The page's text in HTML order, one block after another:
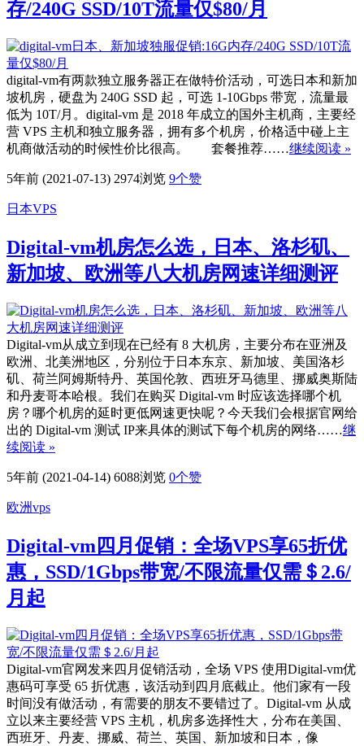
存/240G SSD/10T流量仅$80/月
digital-vm有两款独立服务器正在做特价活动，可选日本和新加
坡机房，硬盘为 240G SSD 起，可选 1-10Gbps 带宽，流量最
低为 10T/月。digital-vm 是 2018 年成立的国外主机商，主要经
营 VPS 主机和独立服务器，拥有多个机房，价格适中碰上主
机商做活动的时候性价比很高。 套餐推荐……继续阅读 »
5年前 (2021-07-13) 2974浏览 9个赞
日本VPS
Digital-vm机房怎么选，日本、洛杉矶、
新加坡、欧洲等八大机房网速详细测评
Digital-vm从成立到现在已经有 8 大机房，主要分布在亚洲及
欧洲、北美洲地区，分别位于日本东京、新加坡、美国洛杉
矶、荷兰阿姆斯特丹、英国伦敦、西班牙马德里、挪威奥斯陆
和丹麦哥本哈根。我们在购买 Digital-vm 时应该选择哪个机
房？哪个机房的延时更低网速更快呢？今天我们会根据官网给
出的 Digital-vm 测试 IP来具体的测试下每个机房的网络……继
续阅读 »
5年前 (2021-04-14) 6088浏览 0个赞
欧洲vps
Digital-vm四月促销：全场VPS享65折优
惠，SSD/1Gbps带宽/不限流量仅需＄2.6/
月起
Digital-vm官网发来四月促销活动，全场 VPS 使用Digital-vm优
惠码可享受 65 折优惠，该活动到四月底截止。他们家有一段
时间没有做活动，有需要的朋友不要错过了。Digital-vm 从成
立以来主要经营 VPS 主机，机房多选择性大，分布在美国、
西班牙、丹麦、挪威、荷兰、英国、新加坡和日本，像